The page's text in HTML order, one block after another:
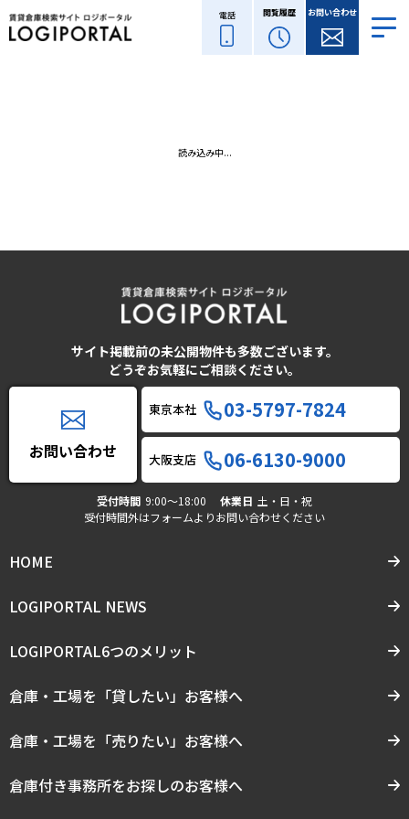
電話 閲覧履歴 お問い合わせ
読み込み中...
サイト掲載前の未公開物件も多数ございます。
どうぞお気軽にご相談ください。
お問い合わせ
東京本社 03-5797-7824
大阪支店 06-6130-9000
受付時間 9:00〜18:00 休業日 土・日・祝
受付時間外はフォームよりお問い合わせください
HOME
LOGIPORTAL NEWS
LOGIPORTAL6つのメリット
倉庫・工場を「貸したい」お客様へ
倉庫・工場を「売りたい」お客様へ
倉庫付き事務所をお探しのお客様へ